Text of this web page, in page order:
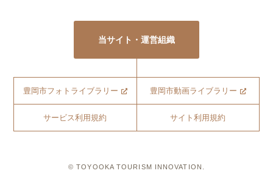
当サイト・運営組織
豊岡市フォトライブラリー 豊岡市動画ライブラリー
サービス利用規約 サイト利用規約
© TOYOOKA TOURISM INNOVATION.